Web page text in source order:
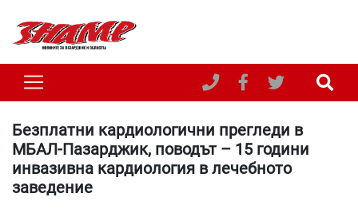
Безплатни кардиологични прегледи в
МБАЛ-Пазарджик, поводът – 15 години
инвазивна кардиология в лечебното
заведение